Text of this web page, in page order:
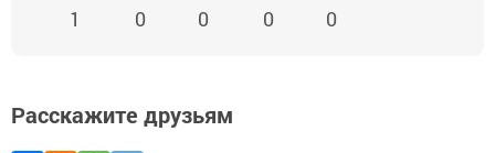
1 0 0 0 0
Расскажите друзьям